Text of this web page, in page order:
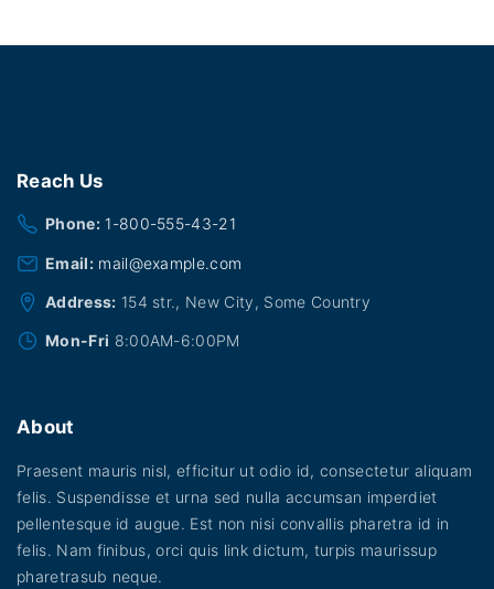
Reach Us
Phone: 1-800-555-43-21
Email: mail@example.com
Address: 154 str., New City, Some Country
Mon-Fri 8:00AM-6:00PM
About
Praesent mauris nisl, efficitur ut odio id, consectetur aliquam
felis. Suspendisse et urna sed nulla accumsan imperdiet
pellentesque id augue. Est non nisi convallis pharetra id in
felis. Nam finibus, orci quis link dictum, turpis maurissup
pharetrasub neque.